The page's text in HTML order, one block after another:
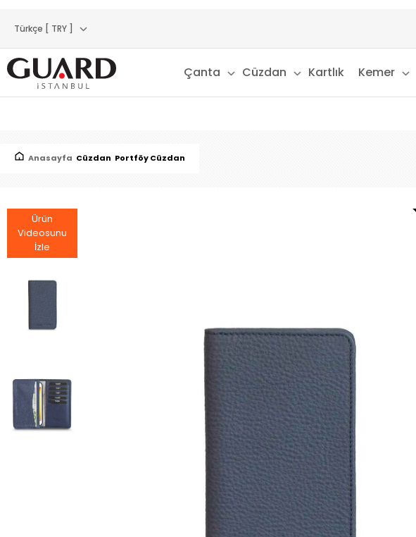
Türkçe [ TRY ]
Çanta Cüzdan Kartlık Kemer
Anasayfa Cüzdan Portföy Cüzdan
Ürün
Videosunu
İzle